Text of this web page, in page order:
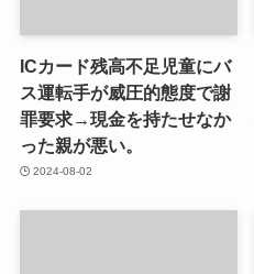
ICカード残高不足児童にバ
ス運転手が威圧的態度で謝
罪要求→現金を持たせなか
った親が悪い。
2024-08-02